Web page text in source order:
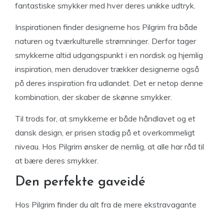
fantastiske smykker med hver deres unikke udtryk.
Inspirationen finder designerne hos Pilgrim fra både
naturen og tværkulturelle strømninger. Derfor tager
smykkerne altid udgangspunkt i en nordisk og hjemlig
inspiration, men derudover trækker designerne også
på deres inspiration fra udlandet. Det er netop denne
kombination, der skaber de skønne smykker.
Til trods for, at smykkerne er både håndlavet og et
dansk design, er prisen stadig på et overkommeligt
niveau. Hos Pilgrim ønsker de nemlig, at alle har råd til
at bære deres smykker.
Den perfekte gaveidé
Hos Pilgrim finder du alt fra de mere ekstravagante